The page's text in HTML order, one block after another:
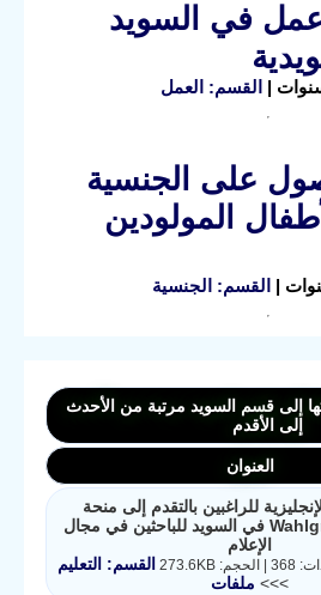
في السويد
القسم: العمل
على الجنسية
المولودين
القسم: الجنسية
إلى قسم السويد مرتبة من الأحدث
إلى الأقدم
العنوان
للراغبين بالتقدم إلى منحة
مؤسسة Wahlgrenska في السويد للباحثين في مجال
الإعلام
القسم: التعليم
>>> ملفات